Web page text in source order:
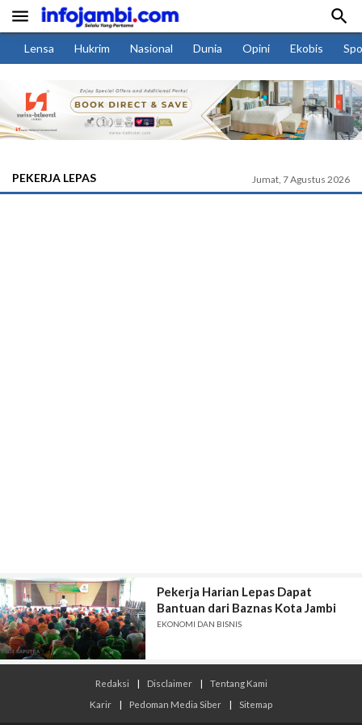
 
Lensa Hukrim Nasional Dunia Opini Ekobis
PEKERJA LEPAS Jumat, 7 Agustus 2026
Pekerja Harian Lepas Dapat
Bantuan dari Baznas Kota Jambi
EKONOMI DAN BISNIS
Redaksi | Disclaimer |
Tentang Kami
Karir
| Pedoman Media Siber | Sitemap